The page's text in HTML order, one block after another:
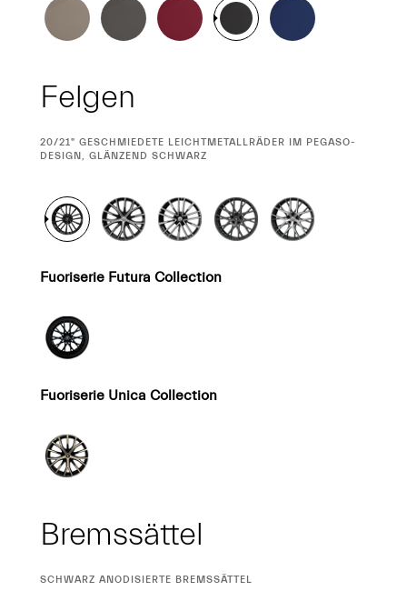
Felgen
CURRENT
SELECTION
20/21" GESCHMIEDETE LEICHTMETALLRÄDER IM PEGASO-
DESIGN, GLÄNZEND SCHWARZ
Fuoriserie Futura Collection
Fuoriserie Unica Collection
Bremssättel
CURRENT
SCHWARZ ANODISIERTE BREMSSÄTTEL